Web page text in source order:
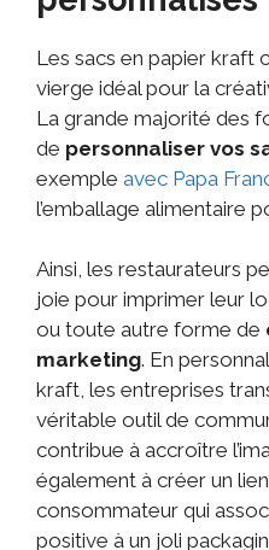
Les sacs en papier kraft
vierge idéal pour la
La grande majorité des
de personnaliser vos
exemple avec Papa
l’emballage alimentaire
Ainsi, les restaurateurs
joie pour imprimer leur
ou toute autre forme de
marketing. En
kraft, les entreprises
véritable outil de
contribue à accroître
également à créer un
consommateur qui
positive à un joli